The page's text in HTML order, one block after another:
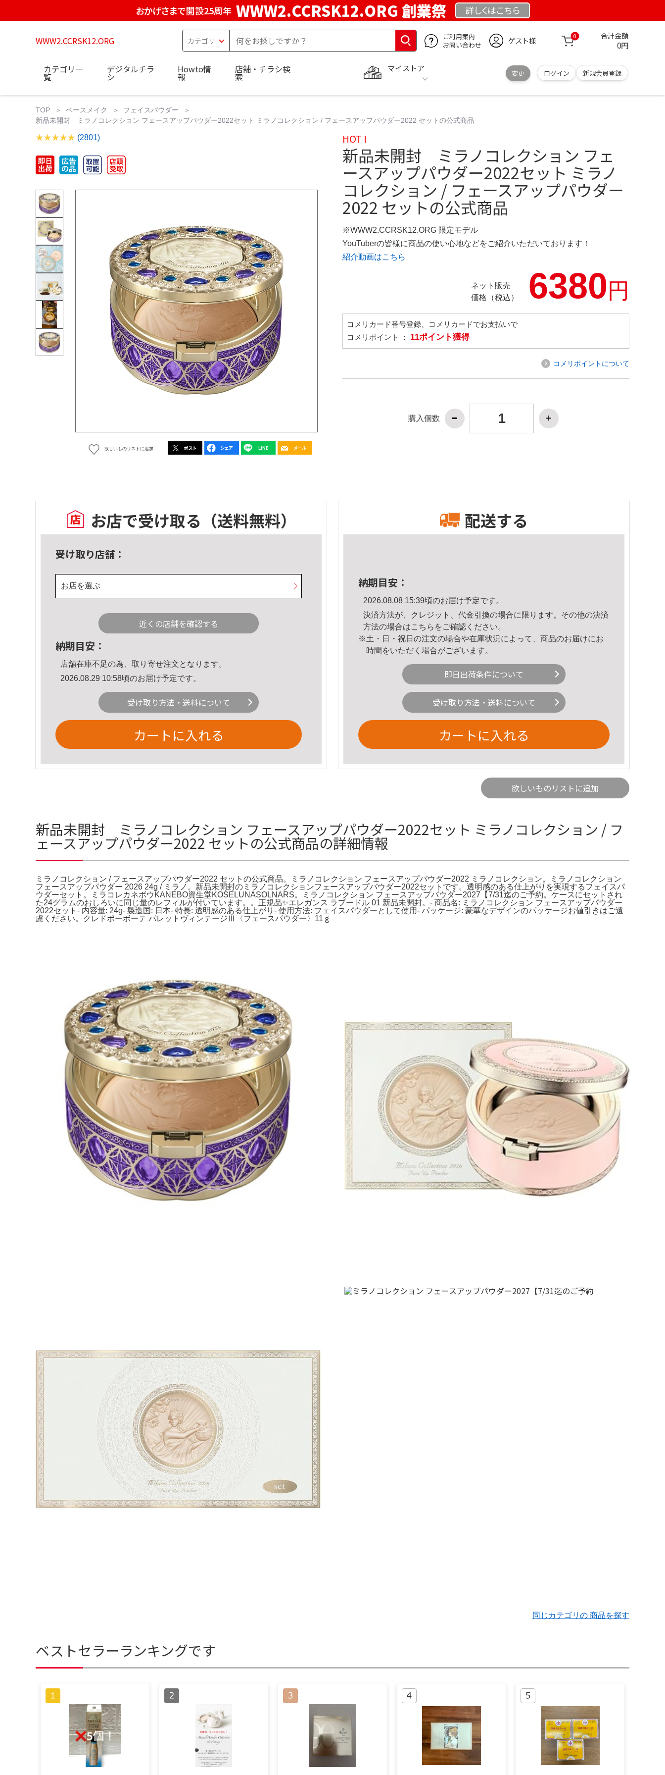
おかげさまで開設25周年 WWW2.CCRSK12.ORG 創業祭 詳しくはこちら
WWW2.CCRSK12.ORG
ご利用案内
お問い合わせ
ゲスト様 0 合計金額
0円
マイストア
変更 ログイン 新規会員登録
カテゴリ一
覧
デジタルチラ
シ
Howto情
報
店舗・チラシ検
索
TOP ベースメイク
フェイスパウダー
新品未開封 ミラノコレクション フェースアップパウダー2022セット ミラノコレクション / フェースアップパウダー2022 セットの公式商品
(2801)
欲しいものリストに追加
HOT !
新品未開封 ミラノコレクション フェ
ースアップパウダー2022セット ミラノ
コレクション / フェースアップパウダー
2022 セットの公式商品
※WWW2.CCRSK12.ORG 限定モデル
YouTuberの皆様に商品の使い心地などをご紹介いただいております！
紹介動画はこちら
ネット販売
価格（税込）
6380円
コメリカード番号登録、コメリカードでお支払いで
コメリポイント ： 11ポイント獲得
コメリポイントについて
購入個数
お店で受け取る （送料無料）
受け取り店舗：
お店を選ぶ
近くの店舗を確認する
納期目安：
店舗在庫不足の為、取り寄せ注文となります。
2026.08.29 10:58頃のお届け予定です。
受け取り方法・送料について
カートに入れる
配送する
納期目安：
2026.08.08 15:39頃のお届け予定です。
決済方法が、クレジット、代金引換の場合に限ります。その他の決済
方法の場合はこちら をご確認ください。
※土・日・祝日の注文の場合や在庫状況によって、商品のお届けにお
時間をいただく場合がございます。
即日出荷条件について
受け取り方法・送料について
カートに入れる
欲しいものリストに追加
新品未開封 ミラノコレクション フェースアップパウダー2022セット ミラノコレクション / フ
ェースアップパウダー2022 セットの公式商品の詳細情報
ミラノコレクション / フェースアップパウダー2022 セットの公式商品。ミラノコレクション フェースアップパウダー2022 ミラノコレクション。ミラノコレクション
フェースアップパウダー 2026 24g / ミラノ。新品未開封のミラノコレクションフェースアップパウダー2022セットです。透明感のある仕上がりを実現するフェイスパ
ウダーセット。ミラコレカネボウKANEBO資生堂KOSELUNASOLNARS。ミラノコレクション フェースアップパウダー2027【7/31迄のご予約。ケースにセットされ
た24グラムのおしろいに同じ量のレフィルが付いています。。正規品✨エレガンス ラプードル 01 新品未開封。- 商品名: ミラノコレクション フェースアップパウダー
2022セット- 内容量: 24g- 製造国: 日本- 特長: 透明感のある仕上がり- 使用方法: フェイスパウダーとして使用- パッケージ: 豪華なデザインのパッケージお値引きはご遠
慮ください。クレドポーボーテ パレットヴィンテージⅢ〈フェースパウダー〉11ｇ
同じカテゴリの 商品を探す
ベストセラーランキングです